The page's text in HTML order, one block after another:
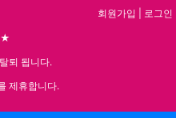
★
퇴 됩니다.
제휴합니다.
회원가입 로그인